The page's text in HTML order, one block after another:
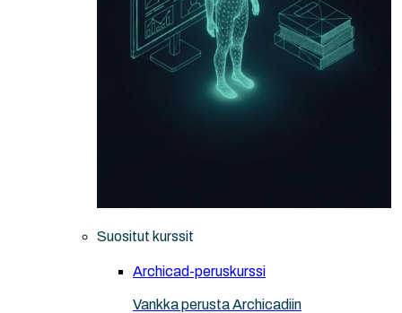
Suositut kurssit
Archicad-peruskurssi
Vankka perusta Archicadiin